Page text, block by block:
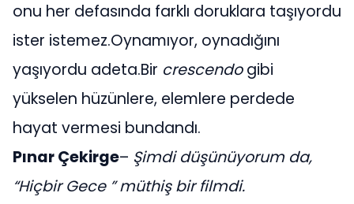
onu her defasında farklı doruklara taşıyordu
ister istemez.Oynamıyor, oynadığını
yaşıyordu adeta.Bir crescendogibi
yükselen hüzünlere, elemlere perdede
hayat vermesi bundandı.
Pınar Çekirge– Şimdi düşünüyorum da,
“Hiçbir Gece ” müthiş bir filmdi.